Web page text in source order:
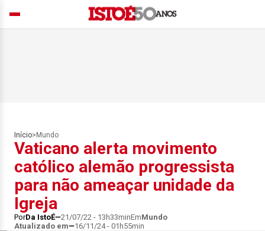
Início> Mundo
Vaticano alerta movimento
católico alemão progressista
para não ameaçar unidade da
Igreja
PorDa IstoÉ 21/07/22 - 13h33minEmMundo
Atualizado em
16/11/24 - 01h55min